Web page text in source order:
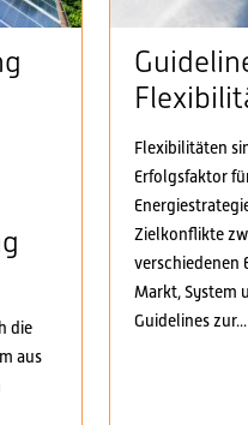
die
aus
Flexibilitäten
Erfolgsfaktor
Zielkonflikte
verschiedenen
Markt, System
Guidelines zur...